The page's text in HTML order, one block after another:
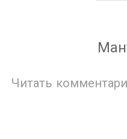
Читать